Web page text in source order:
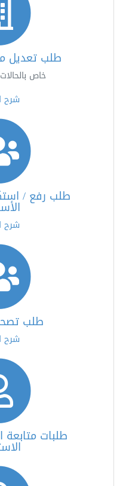
طلب تعديل
خاص
شرح
طلب رفع /
شرح
طلب
شرح
طلبات متابعة